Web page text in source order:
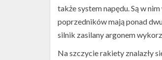
także system napędu. Są w
poprzedników mają ponad
silnik zasilany argonem
Na szczycie rakiety znalazły